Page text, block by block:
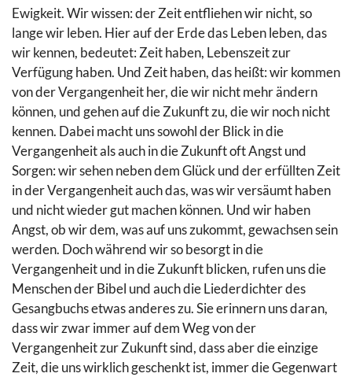
Ewigkeit. Wir wissen: der Zeit entfliehen wir nicht, so
lange wir leben. Hier auf der Erde das Leben leben, das
wir kennen, bedeutet: Zeit haben, Lebenszeit zur
Verfügung haben. Und Zeit haben, das heißt: wir kommen
von der Vergangenheit her, die wir nicht mehr ändern
können, und gehen auf die Zukunft zu, die wir noch nicht
kennen. Dabei macht uns sowohl der Blick in die
Vergangenheit als auch in die Zukunft oft Angst und
Sorgen: wir sehen neben dem Glück und der erfüllten Zeit
in der Vergangenheit auch das, was wir versäumt haben
und nicht wieder gut machen können. Und wir haben
Angst, ob wir dem, was auf uns zukommt, gewachsen sein
werden. Doch während wir so besorgt in die
Vergangenheit und in die Zukunft blicken, rufen uns die
Menschen der Bibel und auch die Liederdichter des
Gesangbuchs etwas anderes zu. Sie erinnern uns daran,
dass wir zwar immer auf dem Weg von der
Vergangenheit zur Zukunft sind, dass aber die einzige
Zeit, die uns wirklich geschenkt ist, immer die Gegenwart